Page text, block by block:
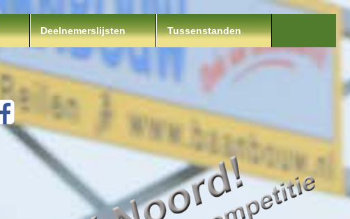
Deelnemerslijsten Tussenstanden